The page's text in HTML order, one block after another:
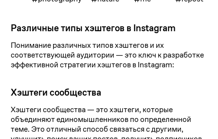
Различные типы хэштегов в Instagram
Понимание различных типов хэштегов и их
соответствующей аудитории — это ключ к разработке
эффективной стратегии хэштегов в Instagram:
Хэштеги сообщества
Хэштеги сообщества — это хэштеги, которые
объединяют единомышленников по определенной
теме. Это отличный способ связаться с другими,